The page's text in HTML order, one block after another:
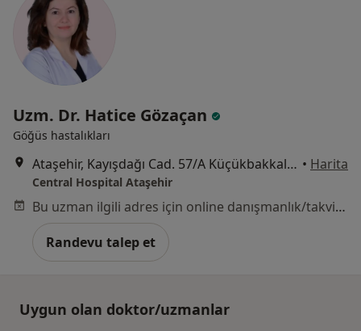
Uzm. Dr. Hatice Gözaçan
Göğüs hastalıkları
Ataşehir, Kayışdağı Cad. 57/A Küçükbakkalköy, Ataşehir • Harita
Central Hospital Ataşehir
Bu uzman ilgili adres için online danışmanlık/takvim sunmuyor.
Randevu talep et
Uygun olan doktor/uzmanlar